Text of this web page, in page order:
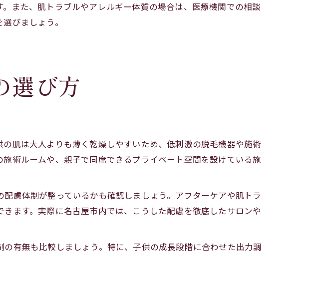
また、肌トラブルやアレルギー体質の場合は、医療機関での相談
びましょう。
選び方
肌は大人よりも薄く乾燥しやすいため、低刺激の脱毛機器や施術
術ルームや、親子で同席できるプライベート空間を設けている施
慮体制が整っているかも確認しましょう。アフターケアや肌トラ
ます。実際に名古屋市内では、こうした配慮を徹底したサロンや
有無も比較しましょう。特に、子供の成長段階に合わせた出力調